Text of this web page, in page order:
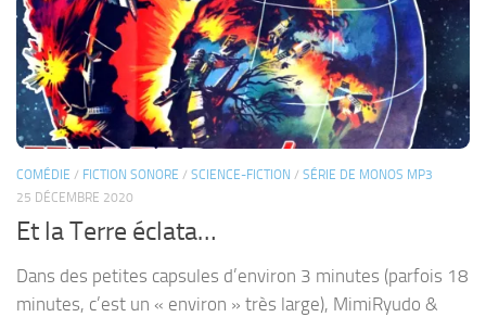
COMÉDIE / FICTION SONORE / SCIENCE-FICTION / SÉRIE DE MONOS MP3
25 DÉCEMBRE 2020
Et la Terre éclata…
Dans des petites capsules d’environ 3 minutes (parfois 18
minutes, c’est un « environ » très large), MimiRyudo &